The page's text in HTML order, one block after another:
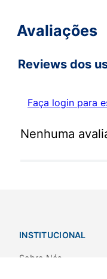
Avaliações
Reviews dos
Faça login para
Nenhuma
INSTITUCIONAL
Sobre Nós